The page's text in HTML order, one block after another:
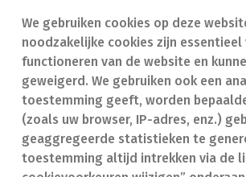
We gebruiken cookies op deze
noodzakelijke cookies zijn
functioneren van de website en
geweigerd. We gebruiken ook een
toestemming geeft, worden
(zoals uw browser, IP-adres, enz.)
geaggregeerde statistieken te
toestemming altijd intrekken via de
Vind een apotheek
Onze expertise
Ziekten
Geneesmiddelen
In geval
Contact
(FAQ)